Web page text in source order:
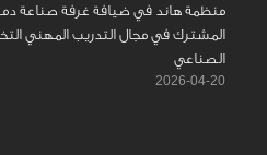
منظمة هاند في ضيافة غرفة صناعة
المشترك في مجال التدريب المهني
الصناعي
2026-04-20